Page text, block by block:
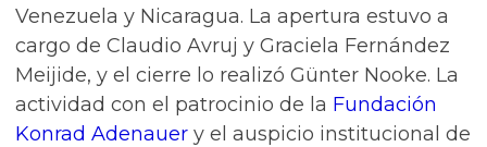
Venezuela y Nicaragua. La apertura estuvo a
cargo de Claudio Avruj y Graciela Fernández
Meijide, y el cierre lo realizó Günter Nooke. La
actividad con el patrocinio de la Fundación
Konrad Adenauer y el auspicio institucional de